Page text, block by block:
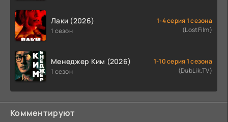
Лаки (2026)
1 сезон
1-4 серия 1 сезона
(LostFilm)
Менеджер Ким (2026)
1 сезон
1-10 серия 1 сезона
(DubLik.TV)
Комментируют